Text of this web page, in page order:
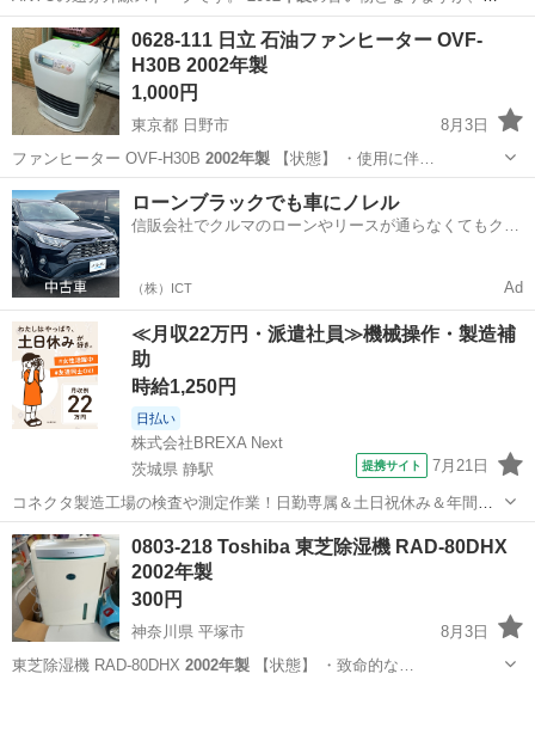
題無くお使…
香川 丸亀市 季節、空調家電 遠赤外線
0628-111 日立 石油ファンヒーター OVF-
H30B 2002年製
1,000円
東京都 日野市
8月3日
ファンヒーター OVF-H30B 2002年製 【状態】 ・使用に伴…
東京 日野市 季節、空調家電 現地
ローンブラックでも車にノレル
信販会社でクルマのローンやリースが通らなくてもクル
（株）ICT Ad
≪月収22万円・派遣社員≫機械操作・製造補
助
時給1,250円
日払い
株式会社BREXA Next
茨城県 静駅
提携サイト 7月21日
コネクタ製造工場の検査や測定作業！日勤専属＆土日祝休み＆年間休
日128日★クリーンルーム内作業★マイカー通勤OK＆無料駐車場あり
★就業先食堂利用可！日払い制度あり！《茨城県常陸大宮市》 人気の
工場のお仕事 ◇コネクタ製造工...
茨城 常陸大宮市 その他
0803-218 Toshiba 東芝除湿機 RAD-80DHX
2002年製
300円
神奈川県 平塚市
8月3日
東芝除湿機 RAD-80DHX 2002年製 【状態】 ・致命的な…